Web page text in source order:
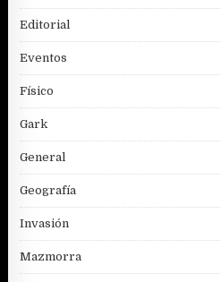
Editorial
Eventos
Físico
Gark
General
Geografía
Invasión
Mazmorra